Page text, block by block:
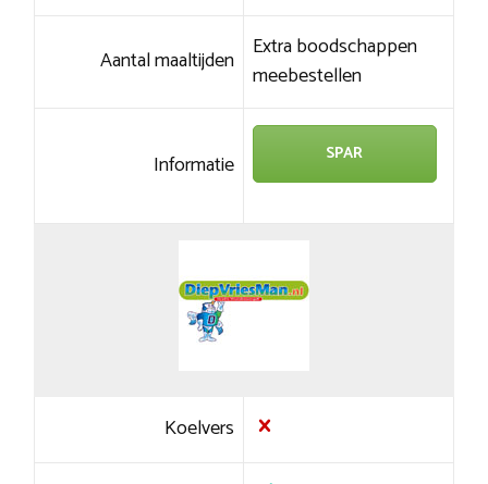
Aantal maaltijden Extra boodschappen
meebestellen
Informatie SPAR
Koelvers